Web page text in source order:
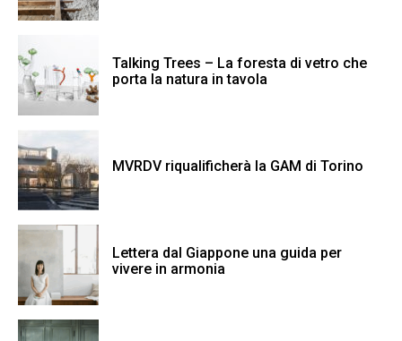
Talking Trees – La foresta di vetro che
porta la natura in tavola
MVRDV riqualificherà la GAM di Torino
Lettera dal Giappone una guida per
vivere in armonia